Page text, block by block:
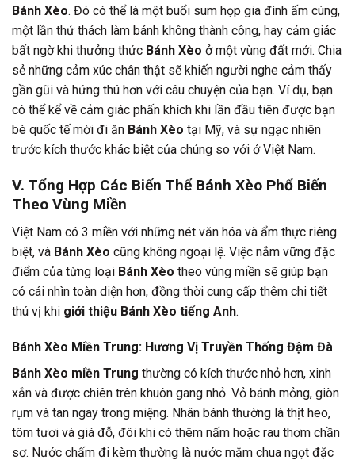
Bánh Xèo. Đó có thể là một buổi sum họp gia đình ấm cúng,
một lần thử thách làm bánh không thành công, hay cảm giác
bất ngờ khi thưởng thức Bánh Xèo ở một vùng đất mới. Chia
sẻ những cảm xúc chân thật sẽ khiến người nghe cảm thấy
gần gũi và hứng thú hơn với câu chuyện của bạn. Ví dụ, bạn
có thể kể về cảm giác phấn khích khi lần đầu tiên được bạn
bè quốc tế mời đi ăn Bánh Xèo tại Mỹ, và sự ngạc nhiên
trước kích thước khác biệt của chúng so với ở Việt Nam.
V. Tổng Hợp Các Biến Thể Bánh Xèo Phổ Biến
Theo Vùng Miền
Việt Nam có 3 miền với những nét văn hóa và ẩm thực riêng
biệt, và Bánh Xèo cũng không ngoại lệ. Việc nắm vững đặc
điểm của từng loại Bánh Xèo theo vùng miền sẽ giúp bạn
có cái nhìn toàn diện hơn, đồng thời cung cấp thêm chi tiết
thú vị khi giới thiệu Bánh Xèo tiếng Anh.
Bánh Xèo Miền Trung: Hương Vị Truyền Thống Đậm Đà
Bánh Xèo miền Trung thường có kích thước nhỏ hơn, xinh
xắn và được chiên trên khuôn gang nhỏ. Vỏ bánh mỏng, giòn
rụm và tan ngay trong miệng. Nhân bánh thường là thịt heo,
tôm tươi và giá đỗ, đôi khi có thêm nấm hoặc rau thơm chần
sơ. Nước chấm đi kèm thường là nước mắm chua ngọt đặc